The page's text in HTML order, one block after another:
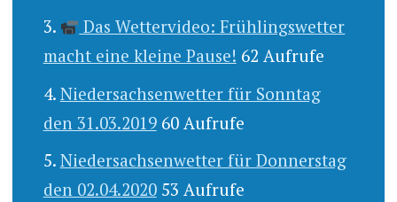
Das Wettervideo: Frühlingswetter
macht eine kleine Pause! 62 Aufrufe
Niedersachsenwetter für Sonntag
den 31.03.2019 60 Aufrufe
Niedersachsenwetter für Donnerstag
den 02.04.2020 53 Aufrufe